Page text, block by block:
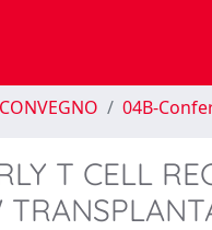
04B-
T CELL